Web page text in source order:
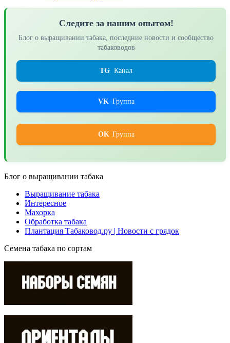
Следите за нашим опытом!
Блог о выращивании табака, последние новости и сообщество
табаководов
TG Канал
VK Группа
OK Группа
Блог о выращивании табака
Выращивание табака
Интересное
Махорка
Обработка табака
Плантация Табаковод.ру | Новости с грядок
Семена табака по сортам